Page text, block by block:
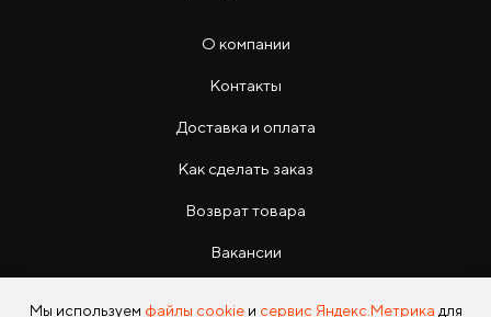
О компании
Контакты
Доставка и оплата
Как сделать заказ
Возврат товара
Вакансии
Мы используем файлы cookieи сервис Яндекс.Метрика для